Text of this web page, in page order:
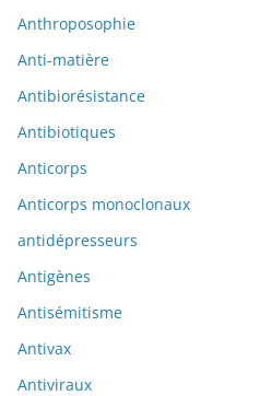
Anthroposophie
Anti-matière
Antibiorésistance
Antibiotiques
Anticorps
Anticorps monoclonaux
antidépresseurs
Antigènes
Antisémitisme
Antivax
Antiviraux